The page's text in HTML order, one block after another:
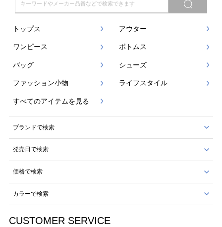
トップス アウター
ワンピース ボトムス
バッグ シューズ
ファッション小物 ライフスタイル
すべてのアイテムを見る
ブランドで検索
発売日で検索
価格で検索
カラーで検索
CUSTOMER SERVICE